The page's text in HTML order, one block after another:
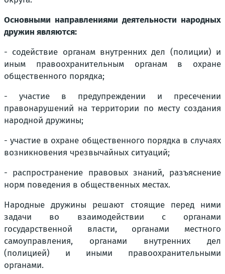
Основными направлениями деятельности народных
дружин являются:
- содействие органам внутренних дел (полиции) и
иным правоохранительным органам в охране
общественного порядка;
- участие в предупреждении и пресечении
правонарушений на территории по месту создания
народной дружины;
- участие в охране общественного порядка в случаях
возникновения чрезвычайных ситуаций;
- распространение правовых знаний, разъяснение
норм поведения в общественных местах.
Народные дружины решают стоящие перед ними
задачи во взаимодействии с органами
государственной власти, органами местного
самоуправления, органами внутренних дел
(полицией) и иными правоохранительными
органами.